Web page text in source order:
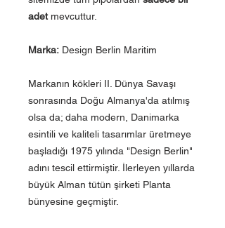
adetmevcuttur.
Marka: Design Berlin Maritim
Markanın kökleri II. Dünya Savaşı
sonrasında Doğu Almanya'da atılmış
olsa da; daha modern, Danimarka
esintili ve kaliteli tasarımlar üretmeye
başladığı 1975 yılında "Design Berlin"
adını tescil ettirmiştir. İlerleyen yıllarda
büyük Alman tütün şirketi Planta
bünyesine geçmiştir.